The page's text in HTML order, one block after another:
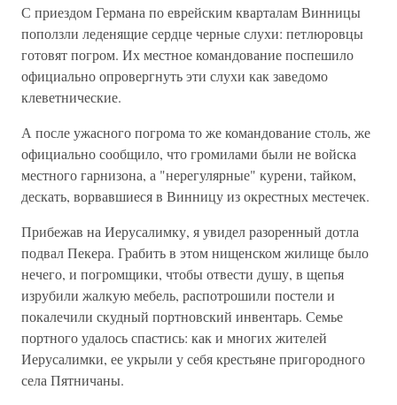
С приездом Германа по еврейским кварталам Винницы
поползли леденящие сердце черные слухи: петлюровцы
готовят погром. Их местное командование поспешило
официально опровергнуть эти слухи как заведомо
клеветнические.
А после ужасного погрома то же командование столь, же
официально сообщило, что громилами были не войска
местного гарнизона, а "нерегулярные" курени, тайком,
дескать, ворвавшиеся в Винницу из окрестных местечек.
Прибежав на Иерусалимку, я увидел разоренный дотла
подвал Пекера. Грабить в этом нищенском жилище было
нечего, и погромщики, чтобы отвести душу, в щепья
изрубили жалкую мебель, распотрошили постели и
покалечили скудный портновский инвентарь. Семье
портного удалось спастись: как и многих жителей
Иерусалимки, ее укрыли у себя крестьяне пригородного
села Пятничаны.